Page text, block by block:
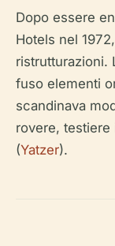
Dopo essere
Hotels nel
ristrutturazioni.
fuso elementi
scandinava
rovere,
(Yatzer).